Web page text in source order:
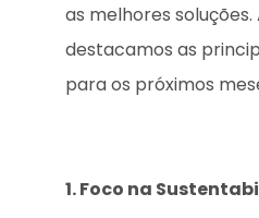
as melhores soluções.
destacamos as
para os próximos
1. Foco na